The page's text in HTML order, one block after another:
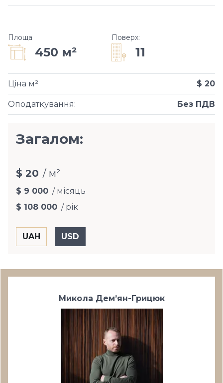
Площа
450 м²
Поверх:
11
Оподаткування: Без ПДВ
Ціна м² $ 20
Загалом:
$ 20 / м²
$ 9 000 / місяць
$ 108 000 / рік
Микола Дем’ян-Грицюк